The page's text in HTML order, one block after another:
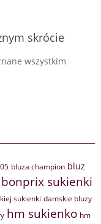
skrócie
wszystkim
bluza champion bluz
bonprix sukienki
sukienki damskie bluzy
hm sukienko hm